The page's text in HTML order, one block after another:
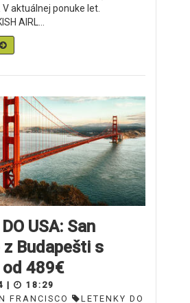
aktuálnej ponuke let.
AIRL...
USA: San
z Budapešti s
od 489€
|
18:29
FRANCISCO
LETENKY DO